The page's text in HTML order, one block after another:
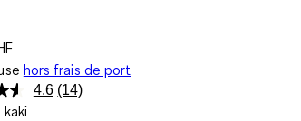
hors frais de port
4.6 Lire
(14)
kaki